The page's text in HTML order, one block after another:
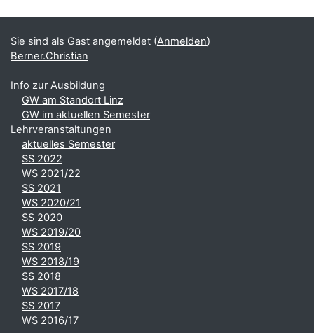
Ergänzungsblöcke
Sie sind als Gast angemeldet (Anmelden)
Berner.Christian
Info zur Ausbildung
GW am Standort Linz
GW im aktuellen Semester
Lehrveranstaltungen
aktuelles Semester
SS 2022
WS 2021/22
SS 2021
WS 2020/21
SS 2020
WS 2019/20
SS 2019
WS 2018/19
SS 2018
WS 2017/18
SS 2017
WS 2016/17